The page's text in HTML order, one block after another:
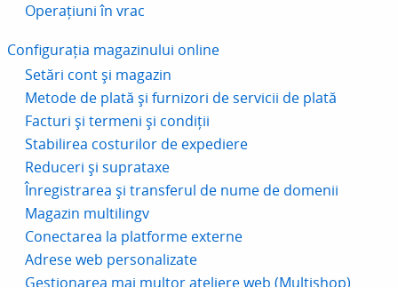
Operațiuni în vrac
Configurația magazinului online
Setări cont și magazin
Metode de plată și furnizori de servicii de plată
Facturi și termeni și condiții
Stabilirea costurilor de expediere
Reduceri și suprataxe
Înregistrarea și transferul de nume de domenii
Magazin multilingv
Conectarea la platforme externe
Adrese web personalizate
Gestionarea mai multor ateliere web (Multishop)